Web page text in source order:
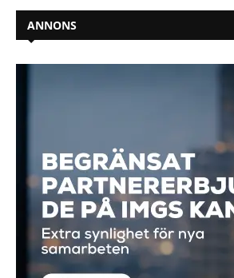
ANNONS